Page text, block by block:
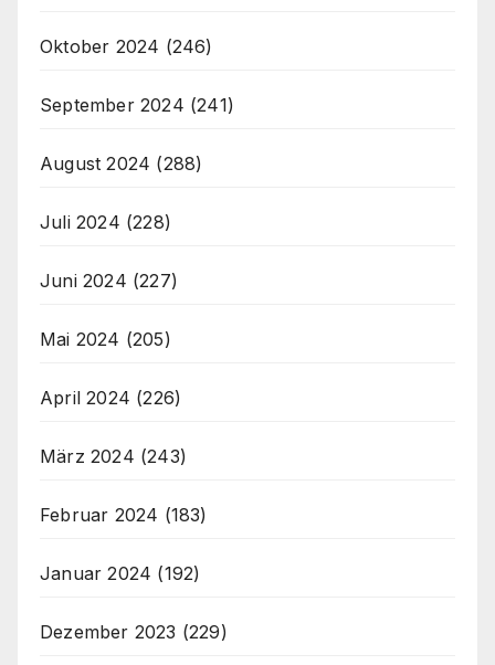
Oktober 2024 (246)
September 2024 (241)
August 2024 (288)
Juli 2024 (228)
Juni 2024 (227)
Mai 2024 (205)
April 2024 (226)
März 2024 (243)
Februar 2024 (183)
Januar 2024 (192)
Dezember 2023 (229)